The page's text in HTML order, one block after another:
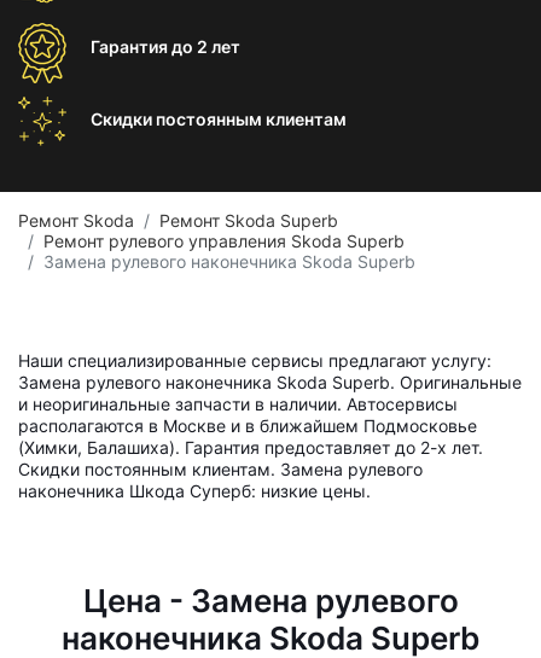
Гарантиядо 2 лет
Скидки постоянным клиентам
Ремонт Skoda
Ремонт Skoda Superb
Ремонт рулевого управления Skoda Superb
Замена рулевого наконечника Skoda Superb
Наши специализированные сервисы предлагают услугу:
Замена рулевого наконечника Skoda Superb. Оригинальные
и неоригинальные запчасти в наличии. Автосервисы
располагаются в Москве и в ближайшем Подмосковье
(Химки, Балашиха). Гарантия предоставляет до 2-х лет.
Скидки постоянным клиентам. Замена рулевого
наконечника Шкода Суперб: низкие цены.
Цена - Замена рулевого
наконечника Skoda Superb